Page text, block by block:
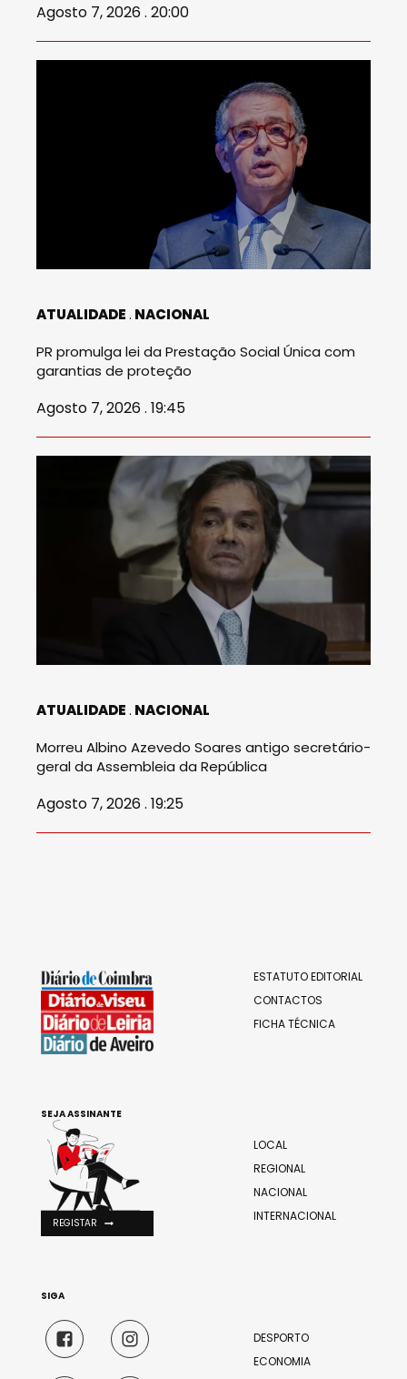
Agosto 7, 2026 . 20:00
ATUALIDADE NACIONAL
PR promulga lei da Prestação Social Única com
garantias de proteção
Agosto 7, 2026 . 19:45
ATUALIDADE NACIONAL
Morreu Albino Azevedo Soares antigo secretário-
geral da Assembleia da República
Agosto 7, 2026 . 19:25
ESTATUTO EDITORIAL
CONTACTOS
FICHA TÉCNICA
LOCAL
REGIONAL
NACIONAL
INTERNACIONAL
DESPORTO
ECONOMIA
SEJA ASSINANTE
REGISTAR
SIGA